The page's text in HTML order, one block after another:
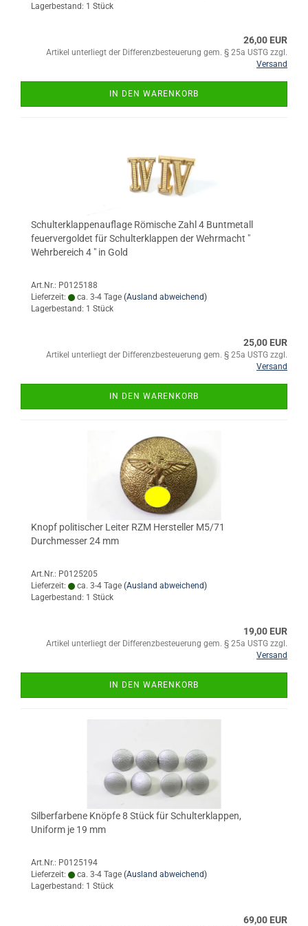
Lagerbestand: 1 Stück
26,00 EUR
Artikel unterliegt der Differenzbesteuerung gem. § 25a USTG zzgl.
Versand
IN DEN WARENKORB
Schulterklappenauflage Römische Zahl 4 Buntmetall
feuervergoldet für Schulterklappen der Wehrmacht "
Wehrbereich 4 " in Gold
Art.Nr.: P0125188
Lieferzeit:
ca. 3-4 Tage (Ausland abweichend)
Lagerbestand: 1 Stück
25,00 EUR
Artikel unterliegt der Differenzbesteuerung gem. § 25a USTG zzgl.
Versand
IN DEN WARENKORB
Knopf politischer Leiter RZM Hersteller M5/71
Durchmesser 24 mm
Art.Nr.: P0125205
Lieferzeit:
ca. 3-4 Tage (Ausland abweichend)
Lagerbestand: 1 Stück
19,00 EUR
Artikel unterliegt der Differenzbesteuerung gem. § 25a USTG zzgl.
Versand
IN DEN WARENKORB
Silberfarbene Knöpfe 8 Stück für Schulterklappen,
Uniform je 19 mm
Art.Nr.: P0125194
Lieferzeit:
ca. 3-4 Tage (Ausland abweichend)
Lagerbestand: 1 Stück
69,00 EUR